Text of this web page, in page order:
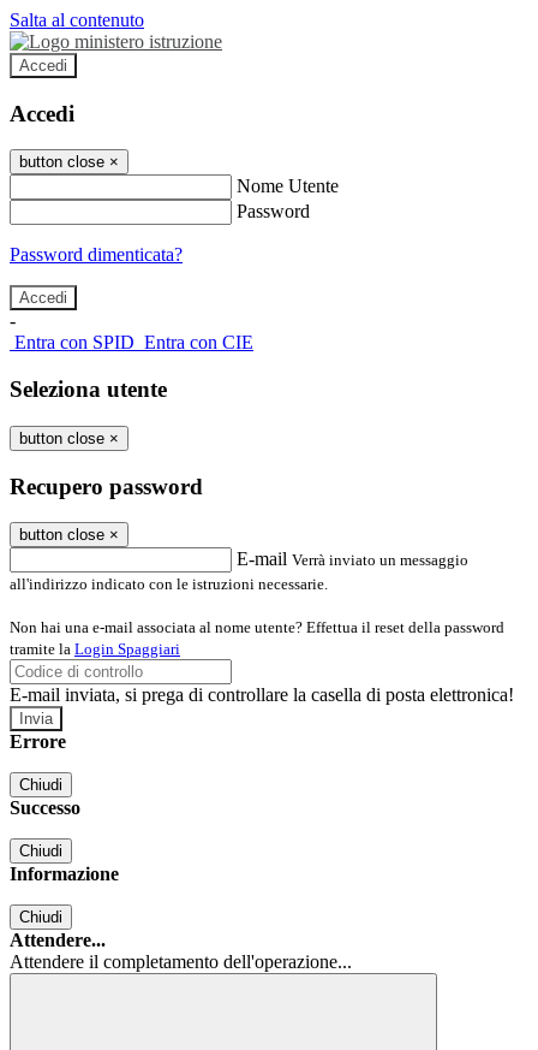
Salta al contenuto
Accedi
Accedi
button close ×
Nome Utente
Password
Password dimenticata?
-
Entra con SPID Entra con CIE
Seleziona utente
button close ×
Recupero password
button close ×
E-mail Verrà inviato un messaggio
all'indirizzo indicato con le istruzioni necessarie.
Non hai una e-mail associata al nome utente? Effettua il reset della password
tramite la Login Spaggiari
E-mail inviata, si prega di controllare la casella di posta elettronica!
Errore
Chiudi
Successo
Chiudi
Informazione
Chiudi
Attendere...
Attendere il completamento dell'operazione...